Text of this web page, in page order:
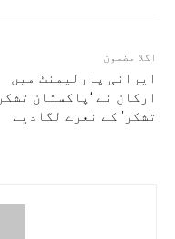
اگلا مضمون
ایرانی پارلیمنٹ میں
ارکان نے ‘پاکستان تشکر
تشکر’ کے نعرے لگادیے